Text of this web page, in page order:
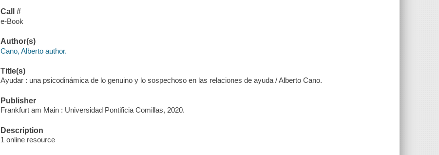
Call #
e-Book
Author(s)
Cano, Alberto author.
Title(s)
Ayudar : una psicodinámica de lo genuino y lo sospechoso en las relaciones de ayuda / Alberto Cano.
Publisher
Frankfurt am Main : Universidad Pontificia Comillas, 2020.
Description
1 online resource